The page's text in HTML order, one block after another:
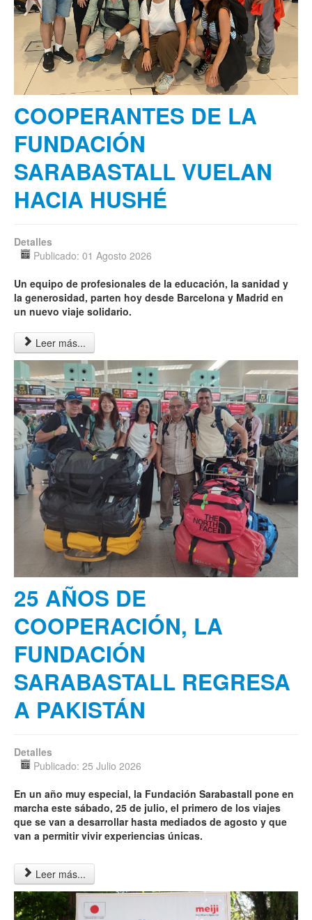
COOPERANTES DE LA
FUNDACIÓN
SARABASTALL VUELAN
HACIA HUSHÉ
Detalles
Publicado: 01 Agosto 2026
Un equipo de profesionales de la educación, la sanidad y
la generosidad, parten hoy desde Barcelona y Madrid en
un nuevo viaje solidario.
Leer más...
25 AÑOS DE
COOPERACIÓN, LA
FUNDACIÓN
SARABASTALL REGRESA
A PAKISTÁN
Detalles
Publicado: 25 Julio 2026
En un año muy especial, la Fundación Sarabastall pone en
marcha este sábado, 25 de julio, el primero de los viajes
que se van a desarrollar hasta mediados de agosto y que
van a permitir vivir experiencias únicas.
Leer más...